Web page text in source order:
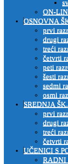
ON-
OSNOVNA
prvi
drugi
treći
četvrti
peti
šesti
sedmi
osmi
SREDNJA ŠK.
prvi
drugi
treći
četvrti
UČENICI S
RADNI